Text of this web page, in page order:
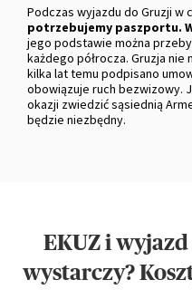
Podczas wyjazdu do Gruzji w
potrzebujemy paszportu.
jego podstawie można
każdego półrocza. Gruzja nie
kilka lat temu podpisano
obowiązuje ruch bezwizowy.
okazji zwiedzić sąsiednią
będzie niezbędny.
EKUZ i
wystarczy?